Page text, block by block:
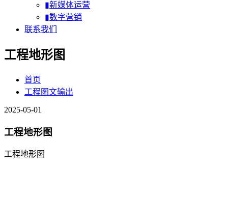
▮新媒体运营
▮数字营销
联系我们
工程地形图
首页
工程图文输出
2025-05-01
工程地形图
工程地形图